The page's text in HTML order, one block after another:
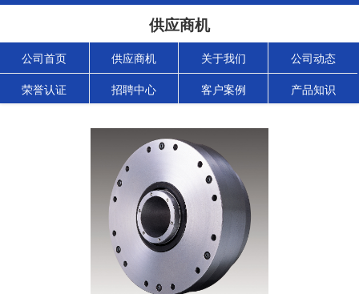
供应商机
公司首页 供应商机 关于我们 公司动态
荣誉认证 招聘中心 客户案例 产品知识